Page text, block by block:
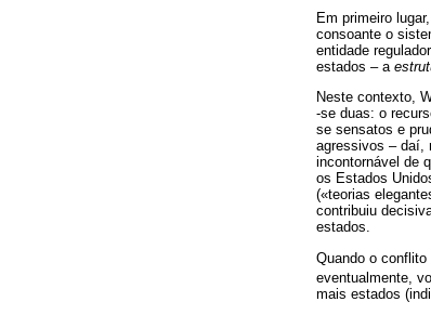
Em primeiro
consoante o
entidade
estados – a
Neste contexto,
-se duas: o
se sensatos e
agressivos – daí,
incontornável de
os Estados
(«teorias
contribuiu
estados.
Quando o conflito
eventualmente,
mais estados